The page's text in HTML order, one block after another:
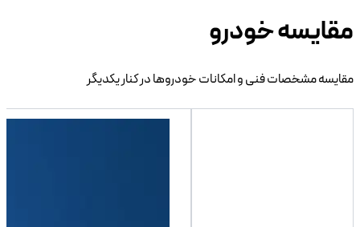
مقایسه خودرو
مقایسه مشخصات فنی و امکانات خودروها در کنار یکدیگر